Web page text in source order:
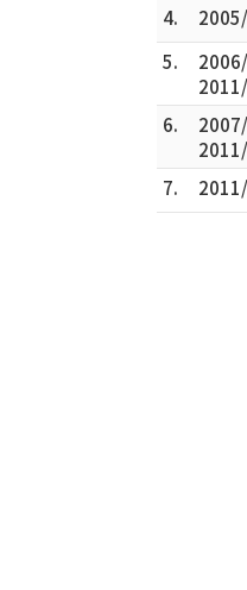
4.
5.
6.
7.